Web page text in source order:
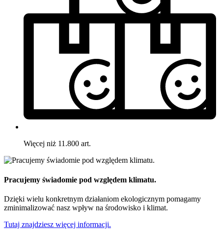
Więcej niż 11.800 art.
Pracujemy świadomie pod względem klimatu.
Dzięki wielu konkretnym działaniom ekologicznym pomagamy
zminimalizować nasz wpływ na środowisko i klimat.
Tutaj znajdziesz więcej informacji.